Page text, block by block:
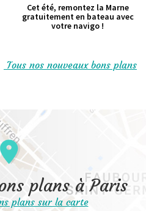
Cet été, remontez la Marne
gratuitement en bateau avec
votre navigo !
Tous nos nouveaux bons plans
plans à Paris
plans sur la carte